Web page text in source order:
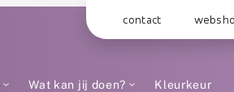
contact
Wat kan jij doen? Kleurkeur